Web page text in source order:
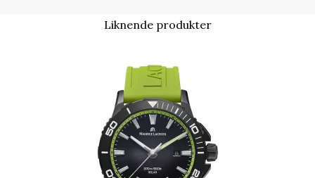
Liknende produkter